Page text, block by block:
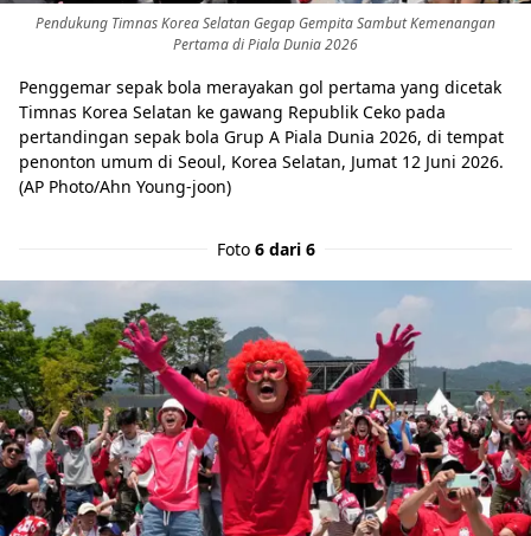
Pendukung Timnas Korea Selatan Gegap Gempita Sambut Kemenangan
Pertama di Piala Dunia 2026
Penggemar sepak bola merayakan gol pertama yang dicetak
Timnas Korea Selatan ke gawang Republik Ceko pada
pertandingan sepak bola Grup A Piala Dunia 2026, di tempat
penonton umum di Seoul, Korea Selatan, Jumat 12 Juni 2026.
(AP Photo/Ahn Young-joon)
Foto 6 dari 6